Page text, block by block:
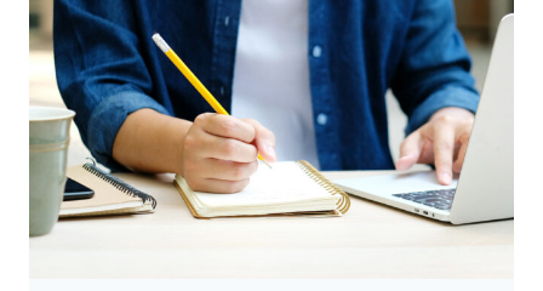
SIĘ
DO
PRACY
W
AKADEMII